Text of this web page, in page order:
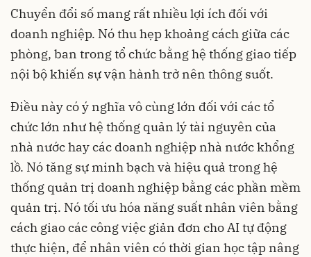
Chuyển đổi số mang rất nhiều lợi ích đối với
doanh nghiệp. Nó thu hẹp khoảng cách giữa các
phòng, ban trong tổ chức bằng hệ thống giao tiếp
nội bộ khiến sự vận hành trở nên thông suốt.
Điều này có ý nghĩa vô cùng lớn đối với các tổ
chức lớn như hệ thống quản lý tài nguyên của
nhà nước hay các doanh nghiệp nhà nước khổng
lồ. Nó tăng sự minh bạch và hiệu quả trong hệ
thống quản trị doanh nghiệp bằng các phần mềm
quản trị. Nó tối ưu hóa năng suất nhân viên bằng
cách giao các công việc giản đơn cho AI tự động
thực hiện, để nhân viên có thời gian học tập nâng